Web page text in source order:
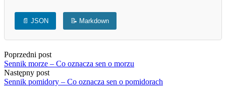
📄 JSON 📝 Markdown
Poprzedni post
Sennik morze – Co oznacza sen o morzu
Następny post
Sennik pomidory – Co oznacza sen o pomidorach